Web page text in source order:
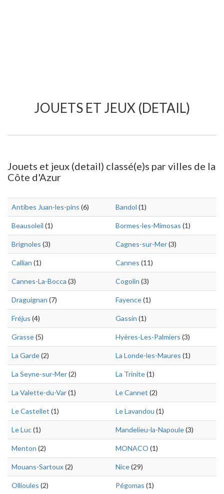
JOUETS ET JEUX (DETAIL)
Jouets et jeux (detail) classé(e)s par villes de la
Côte d'Azur
Antibes Juan-les-pins (6) Bandol (1)
Beausoleil (1) Bormes-les-Mimosas (1)
Brignoles (3) Cagnes-sur-Mer(3)
Callian (1) Cannes (11)
Cannes-La-Bocca (3) Cogolin (3)
Draguignan (7) Fayence(1)
Fréjus (4) Gassin (1)
Grasse(5) Hyères-Les-Palmiers (3)
La Garde(2) La Londe-les-Maures (1)
La Seyne-sur-Mer(2) La Trinite(1)
La Valette-du-Var(1) Le Cannet (2)
Le Castellet (1) Le Lavandou (1)
Le Luc(1) Mandelieu-la-Napoule(3)
Menton (2) MONACO (1)
Mouans-Sartoux(2) Nice(29)
Ollioules (2) Pégomas (1)